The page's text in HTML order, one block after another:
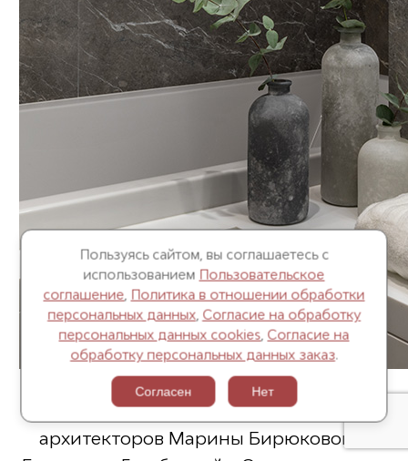
Архитектурное бюро BIGO — это тандем
архитекторов Марины Бирюковой и
Пользуясь сайтом, вы соглашаетесь с
использованием Пользовательское
соглашение, Политика в отношении обработки
персональных данных, Согласие на обработку
персональных данных cookies, Согласие на
обработку персональных данных заказ.
Согласен Нет